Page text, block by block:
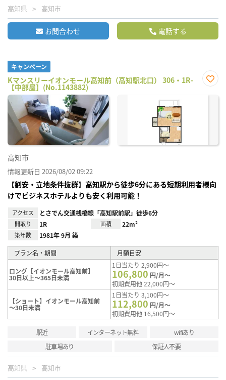
高知県 高知市
お問合わせ 電話する
キャンペーン
Kマンスリーイオンモール高知前（高知駅北口） 306・1R-
【中部屋】(No.1143882)
に入
高知市
情報更新日 2026/08/02 09:22
【割安・立地条件抜群】高知駅から徒歩6分にある短期利用者様向
けでビジネスホテルよりも安く利用可能！
アクセス とさでん交通桟橋線「高知駅前駅」徒歩6分
間取り 1R 面積 22m²
築年数 1981年 9月 築
プラン名・期間 月額目安
ロング【イオンモール高知前】
30日以上～365日未満
1日当たり 2,900円～
106,800 円/月～
初期費用他 22,000円～
【ショート】イオンモール高知前
～30日未満
1日当たり 3,100円～
112,800 円/月～
初期費用他 16,500円～
駅近 インターネット無料
wifiあり
駐車場あり
保証人不要
高知県 高知市